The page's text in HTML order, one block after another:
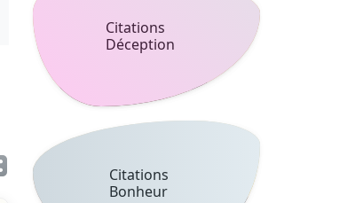
Citations
Déception
Citations
Bonheur